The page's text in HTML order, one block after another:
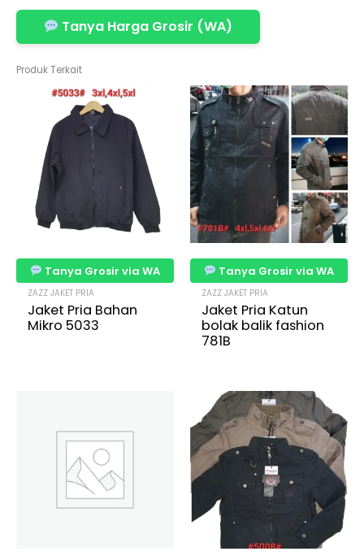
Tanya Harga Grosir (WA)
Produk Terkait
Tanya Grosir via WA
ZAZZ JAKET PRIA
Jaket Pria Bahan
Mikro 5033
Tanya Grosir via WA
ZAZZ JAKET PRIA
Jaket Pria Katun
bolak balik fashion
781B